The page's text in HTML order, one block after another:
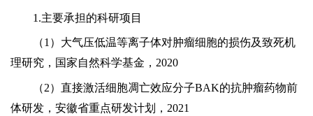
1.主要承担的科研项目
（1）大气压低温等离子体对肿瘤细胞的损伤及致死机
理研究，国家自然科学基金，2020
（2）直接激活细胞凋亡效应分子BAK的抗肿瘤药物前
体研发，安徽省重点研发计划，2021